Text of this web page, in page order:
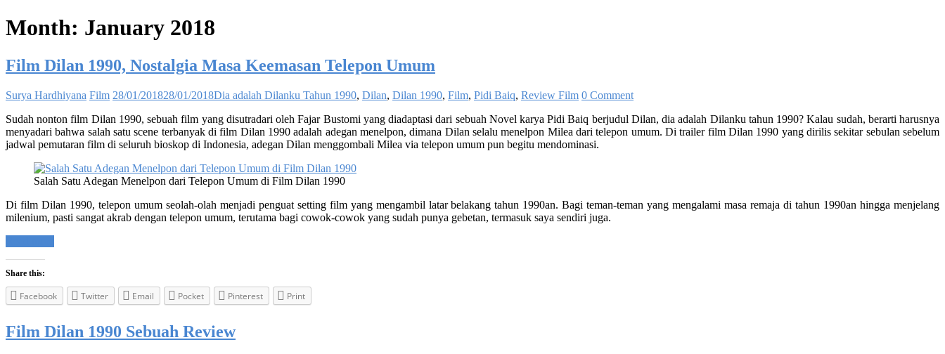
Month: January 2018
Film Dilan 1990, Nostalgia Masa Keemasan Telepon Umum
Surya Hardhiyana Film 28/01/201828/01/2018Dia adalah Dilanku Tahun 1990, Dilan, Dilan 1990, Film, Pidi Baiq, Review Film 0 Comment
Sudah nonton film Dilan 1990, sebuah film yang disutradari oleh Fajar Bustomi yang diadaptasi dari sebuah Novel karya Pidi Baiq berjudul Dilan, dia adalah Dilanku tahun 1990? Kalau sudah, berarti harusnya
menyadari bahwa salah satu scene terbanyak di film Dilan 1990 adalah adegan menelpon, dimana Dilan selalu menelpon Milea dari telepon umum. Di trailer film Dilan 1990 yang dirilis sekitar sebulan sebelum
jadwal pemutaran film di seluruh bioskop di Indonesia, adegan Dilan menggombali Milea via telepon umum pun begitu mendominasi.
Salah Satu Adegan Menelpon dari Telepon Umum di Film Dilan 1990
Di film Dilan 1990, telepon umum seolah-olah menjadi penguat setting film yang mengambil latar belakang tahun 1990an. Bagi teman-teman yang mengalami masa remaja di tahun 1990an hingga menjelang
milenium, pasti sangat akrab dengan telepon umum, terutama bagi cowok-cowok yang sudah punya gebetan, termasuk saya sendiri juga.
Share this:
Facebook Twitter Email Pocket Pinterest Print
Film Dilan 1990 Sebuah Review